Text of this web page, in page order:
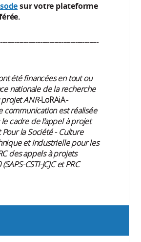
sur votre plateforme
été financées en tout ou
nationale de la recherche
ANR-LoRAiA-
communication est réalisée
cadre de l’appel à projet
la Société - Culture
et Industrielle pour les
des appels à projets
CSTI-JCJC et PRC